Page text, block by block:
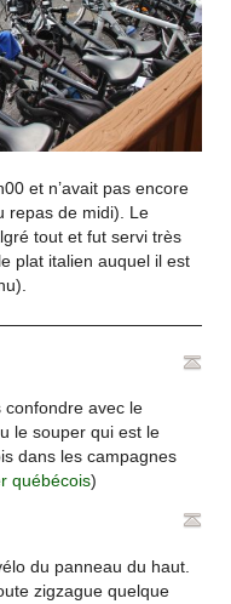
et n’avait pas encore
repas de midi). Le
tout et fut servi très
plat italien auquel il est
confondre avec le
le souper qui est le
dans les campagnes
québécois)
du panneau du haut.
zigzague quelque